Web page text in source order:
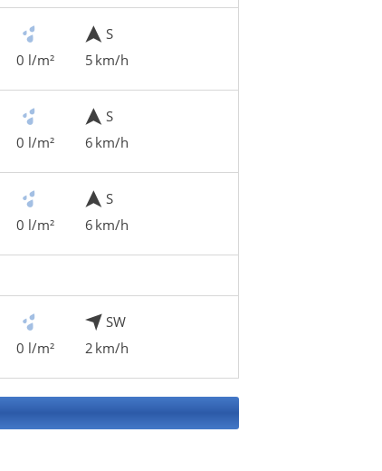
0 l/m²
S
5 km/h
0 l/m²
S
6 km/h
0 l/m²
S
6 km/h
0 l/m²
SW
2 km/h